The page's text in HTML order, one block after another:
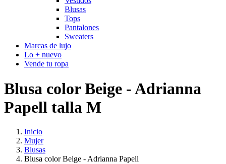
Blusas
Tops
Pantalones
Sweaters
Marcas de lujo
Lo + nuevo
Vende tu ropa
Blusa color Beige - Adrianna
Papell talla M
Inicio
Mujer
Blusas
Blusa color Beige - Adrianna Papell